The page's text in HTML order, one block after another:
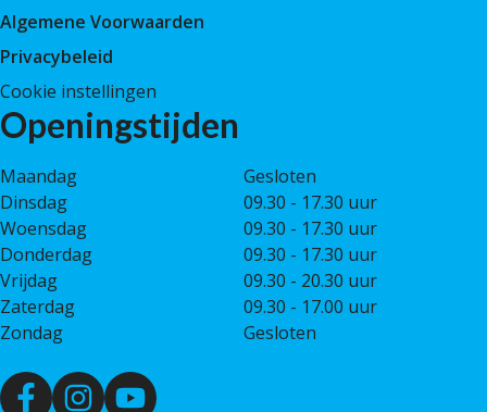
Algemene Voorwaarden
Privacybeleid
Cookie instellingen
Openingstijden
Maandag
Gesloten
Dinsdag
09.30 - 17.30 uur
Woensdag
09.30 - 17.30 uur
Donderdag
09.30 - 17.30 uur
Vrijdag
09.30 - 20.30 uur
Zaterdag
09.30 - 17.00 uur
Zondag
Gesloten